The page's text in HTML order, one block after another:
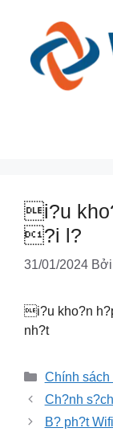
i?u
?i l?
31/01/2024 Bởi
i?u kho?n
nh?t
Danh
mục
Chính sách
Ch?nh
B? ph?t